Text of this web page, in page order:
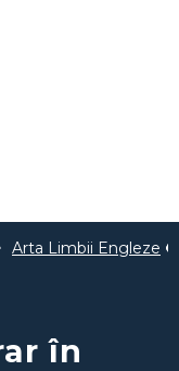
Arta Limbii Engleze
în